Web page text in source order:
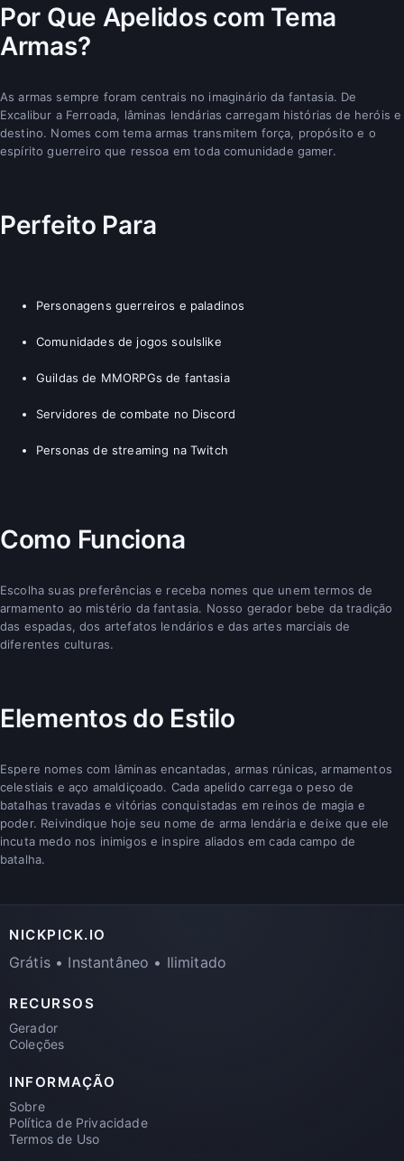
Por Que Apelidos com Tema
Armas?
As armas sempre foram centrais no imaginário da fantasia. De
Excalibur a Ferroada, lâminas lendárias carregam histórias de heróis e
destino. Nomes com tema armas transmitem força, propósito e o
espírito guerreiro que ressoa em toda comunidade gamer.
Perfeito Para
Personagens guerreiros e paladinos
Comunidades de jogos soulslike
Guildas de MMORPGs de fantasia
Servidores de combate no Discord
Personas de streaming na Twitch
Como Funciona
Escolha suas preferências e receba nomes que unem termos de
armamento ao mistério da fantasia. Nosso gerador bebe da tradição
das espadas, dos artefatos lendários e das artes marciais de
diferentes culturas.
Elementos do Estilo
Espere nomes com lâminas encantadas, armas rúnicas, armamentos
celestiais e aço amaldiçoado. Cada apelido carrega o peso de
batalhas travadas e vitórias conquistadas em reinos de magia e
poder. Reivindique hoje seu nome de arma lendária e deixe que ele
incuta medo nos inimigos e inspire aliados em cada campo de
batalha.
NICKPICK.IO
Grátis • Instantâneo • Ilimitado
RECURSOS
Gerador
Coleções
INFORMAÇÃO
Sobre
Política de Privacidade
Termos de Uso